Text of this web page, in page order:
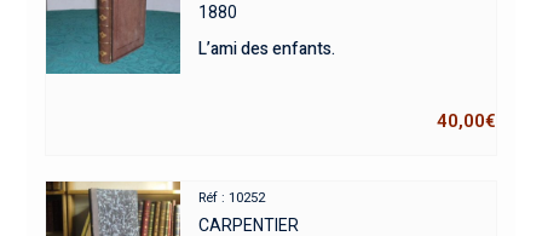
1880
L’ami des enfants.
40,00€
Réf : 10252
CARPENTIER